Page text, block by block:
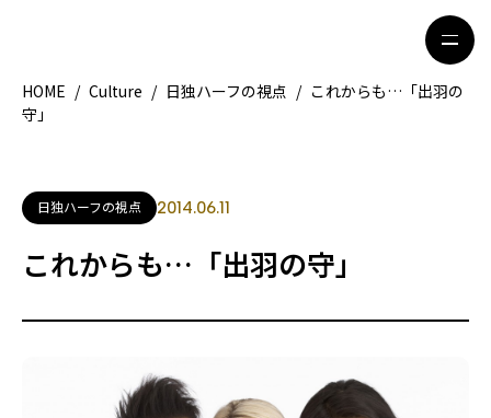
地域別ガイド
観光ガイド
留学＆キャリア
ライター募集
HOME / Culture / 日独ハーフの視点 / これからも…「出羽の
守」
日独ハーフの視点 2014.06.11
これからも…「出羽の守」